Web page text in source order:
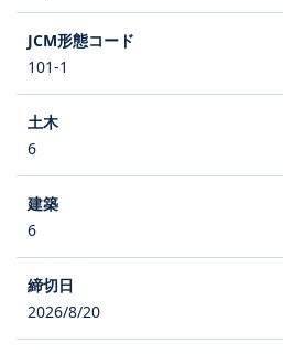
101-1
6
6
2026/8/20